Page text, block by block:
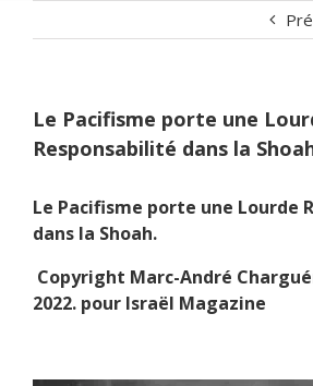
Le Pacifisme porte une
Responsabilité dans la
Le Pacifisme porte une Lourde
dans la Shoah.
Copyright Marc-André
2022. pour Israël Magazine